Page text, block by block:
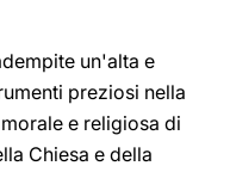
un'alta e
preziosi nella
e religiosa di
Chiesa e della